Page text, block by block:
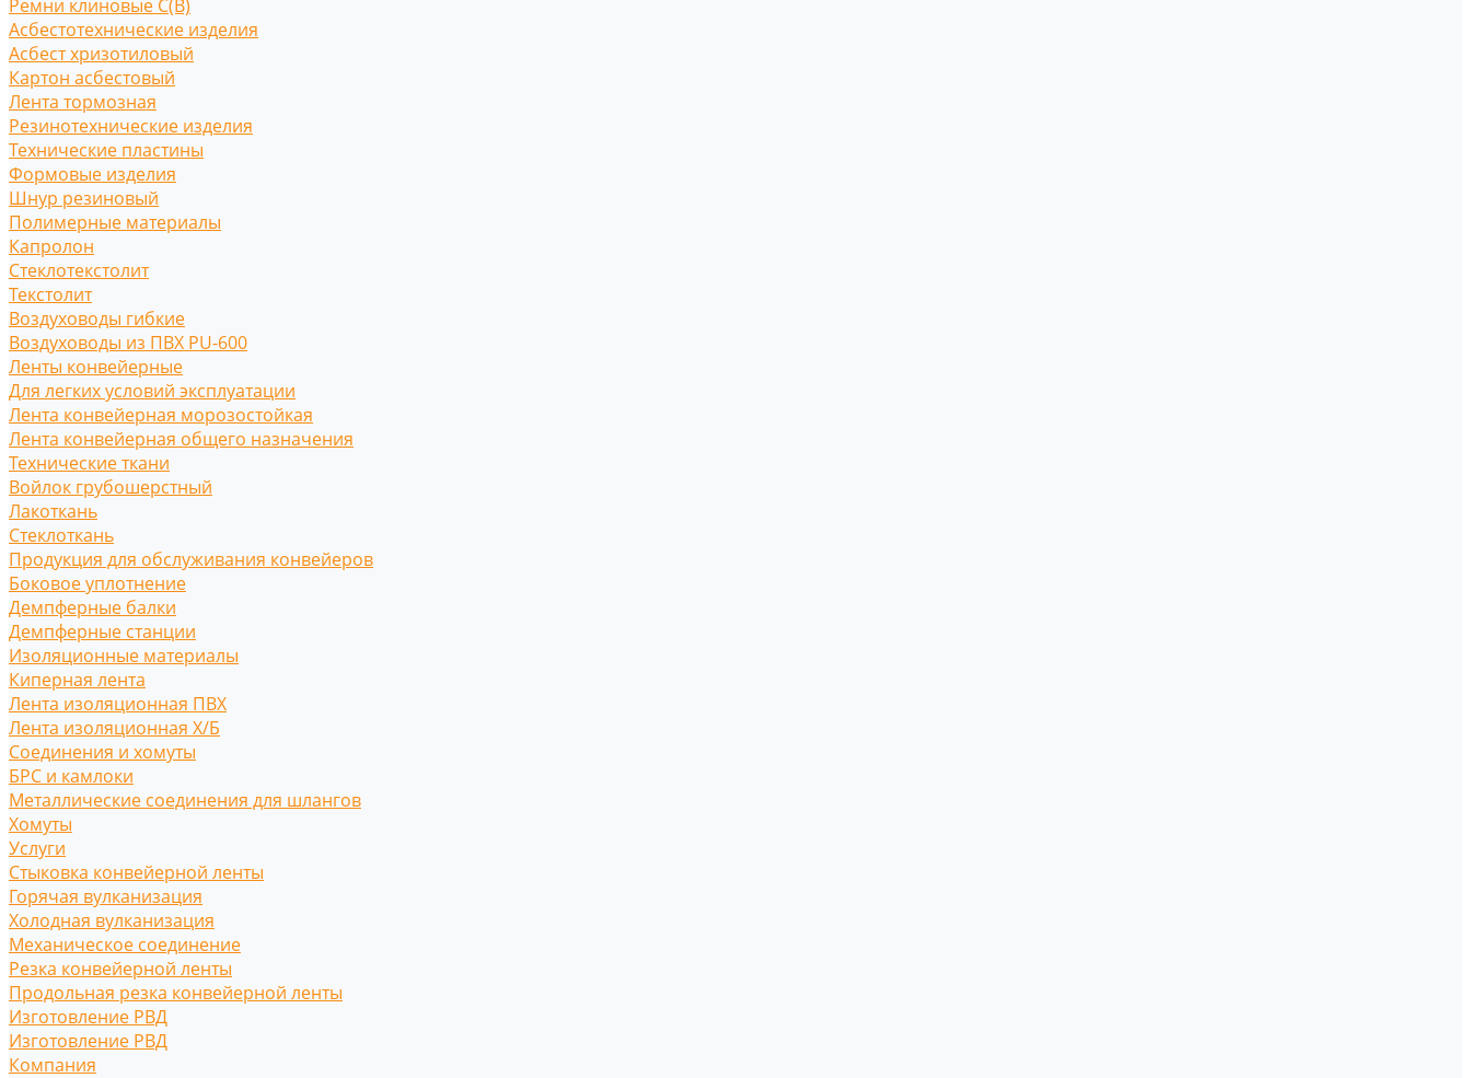
Ремни клиновые С(B)
Асбестотехнические изделия
Асбест хризотиловый
Картон асбестовый
Лента тормозная
Резинотехнические изделия
Технические пластины
Формовые изделия
Шнур резиновый
Полимерные материалы
Капролон
Стеклотекстолит
Текстолит
Воздуховоды гибкие
Воздуховоды из ПВХ PU-600
Ленты конвейерные
Для легких условий эксплуатации
Лента конвейерная морозостойкая
Лента конвейерная общего назначения
Технические ткани
Войлок грубошерстный
Лакоткань
Стеклоткань
Продукция для обслуживания конвейеров
Боковое уплотнение
Демпферные балки
Демпферные станции
Изоляционные материалы
Киперная лента
Лента изоляционная ПВХ
Лента изоляционная Х/Б
Соединения и хомуты
БРС и камлоки
Металлические соединения для шлангов
Хомуты
Услуги
Стыковка конвейерной ленты
Горячая вулканизация
Холодная вулканизация
Механическое соединение
Резка конвейерной ленты
Продольная резка конвейерной ленты
Изготовление РВД
Изготовление РВД
Компания